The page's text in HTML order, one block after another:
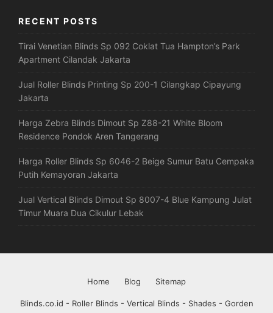
RECENT POSTS
Tirai Venetian Blinds Sp 092 Coklat Tua Hampton’s Park
Apartment Cilandak Jakarta
Jual Roller Blinds Printing Sp 200-1 Cilangkap Cipayung
Jakarta
Harga Zebra Blinds Dimout Sp Z88-21 White Bloom
Residence Pondok Aren Tangerang
Harga Roller Blinds Sp 6046-2 Beige Sumur Batu Cempaka
Putih Kemayoran Jakarta
Jual Vertical Blinds Dimout Sp 8007-4 Blue Kampung Julat
Timur Muara Dua Cikulur Lebak
Home Blog Sitemap
Blinds.co.id - Roller Blinds - Vertical Blinds - Shades - Gorden